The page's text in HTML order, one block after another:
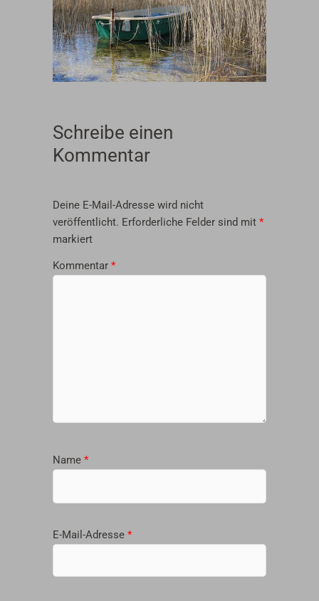
Schreibe einen
Kommentar
Deine E-Mail-Adresse wird nicht
veröffentlicht. Erforderliche Felder sind mit *
markiert
Kommentar *
Name *
E-Mail-Adresse *